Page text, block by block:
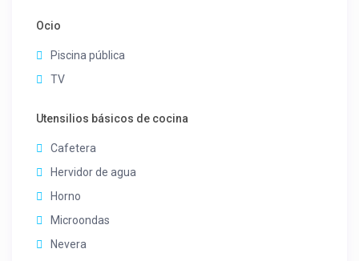
Ocio
Piscina pública
TV
Utensilios básicos de cocina
Cafetera
Hervidor de agua
Horno
Microondas
Nevera